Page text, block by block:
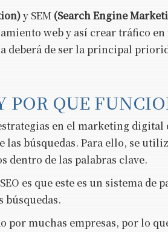
y SEM (Search Engine
web y así crear tráfico
deberá de ser la principal
POR QUE
en el marketing
las búsquedas. Para ello, se
dentro de las palabras clave.
es que este es un sistema de
búsquedas.
por muchas empresas, por lo